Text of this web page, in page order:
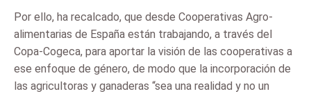
Por ello, ha recalcado, que desde Cooperativas Agro-
alimentarias de España están trabajando, a través del
Copa-Cogeca, para aportar la visión de las cooperativas a
ese enfoque de género, de modo que la incorporación de
las agricultoras y ganaderas “sea una realidad y no un